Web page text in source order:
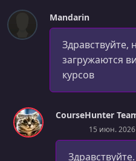
Mandarin
Здравствуйте,
загружаются
курсов
CourseHunter
15 июн. 2026